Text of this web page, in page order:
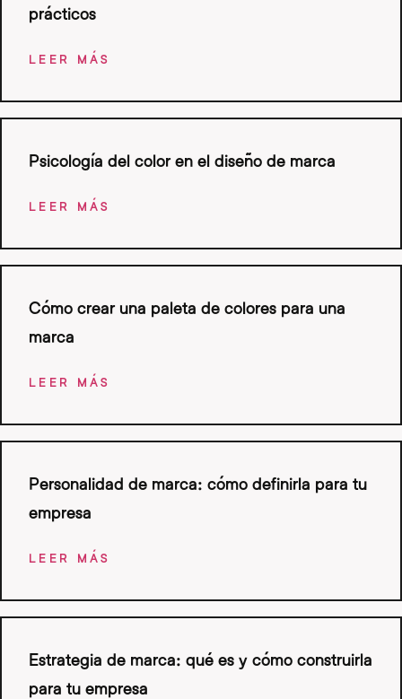
prácticos
LEER MÁS
Psicología del color en el diseño de marca
LEER MÁS
Cómo crear una paleta de colores para una
marca
LEER MÁS
Personalidad de marca: cómo definirla para tu
empresa
LEER MÁS
Estrategia de marca: qué es y cómo construirla
para tu empresa